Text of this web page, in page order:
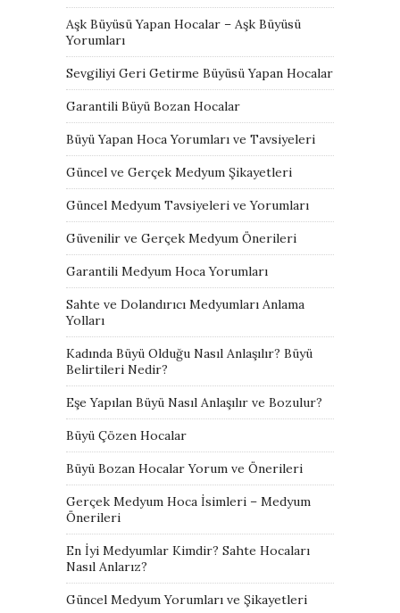
Aşk Büyüsü Yapan Hocalar – Aşk Büyüsü
Yorumları
Sevgiliyi Geri Getirme Büyüsü Yapan Hocalar
Garantili Büyü Bozan Hocalar
Büyü Yapan Hoca Yorumları ve Tavsiyeleri
Güncel ve Gerçek Medyum Şikayetleri
Güncel Medyum Tavsiyeleri ve Yorumları
Güvenilir ve Gerçek Medyum Önerileri
Garantili Medyum Hoca Yorumları
Sahte ve Dolandırıcı Medyumları Anlama
Yolları
Kadında Büyü Olduğu Nasıl Anlaşılır? Büyü
Belirtileri Nedir?
Eşe Yapılan Büyü Nasıl Anlaşılır ve Bozulur?
Büyü Çözen Hocalar
Büyü Bozan Hocalar Yorum ve Önerileri
Gerçek Medyum Hoca İsimleri – Medyum
Önerileri
En İyi Medyumlar Kimdir? Sahte Hocaları
Nasıl Anlarız?
Güncel Medyum Yorumları ve Şikayetleri